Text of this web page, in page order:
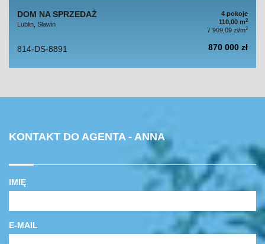
DOM NA SPRZEDAŻ
Lublin, Sławin
4 pokoje
110,00 m2
7 909,09 zł/m2
814-DS-8891 870 000 zł
KONTAKT DO AGENTA - ANNA
IMIĘ
E-MAIL